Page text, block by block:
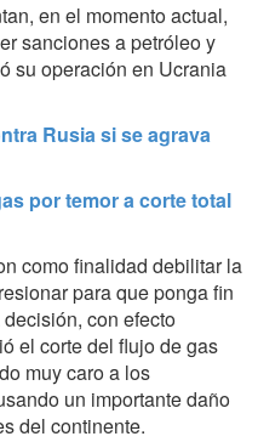
en el momento actual,
sanciones a petróleo y
su operación en Ucrania
Rusia si se agrava
por temor a corte total
como finalidad debilitar la
para que ponga fin
con efecto
el corte del flujo de gas
muy caro a los
un importante daño
del continente.